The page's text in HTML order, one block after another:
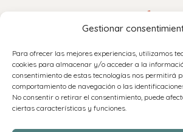
Gestionar
Para ofrecer las mejores experiencias, utilizamos
cookies para almacenar y/o acceder a la
consentimiento de estas tecnologías nos permitirá
comportamiento de navegación o las
No consentir o retirar el consentimiento, puede
ciertas características y funciones.
Legal
Política de privacidad
Accesibilidad
Política de cookies